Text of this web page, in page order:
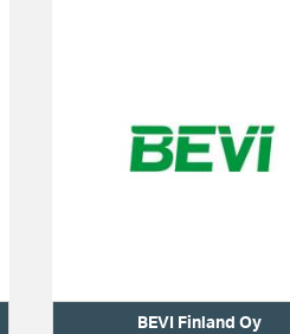
BEVI Finland Oy